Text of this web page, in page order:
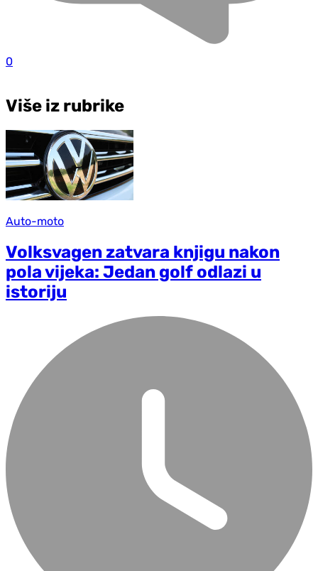
0
Više iz rubrike
Auto-moto
Volksvagen zatvara knjigu nakon
pola vijeka: Jedan golf odlazi u
istoriju